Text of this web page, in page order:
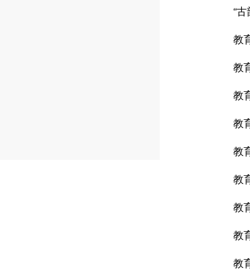
“
教
教
教
教
教
教
教
教
教